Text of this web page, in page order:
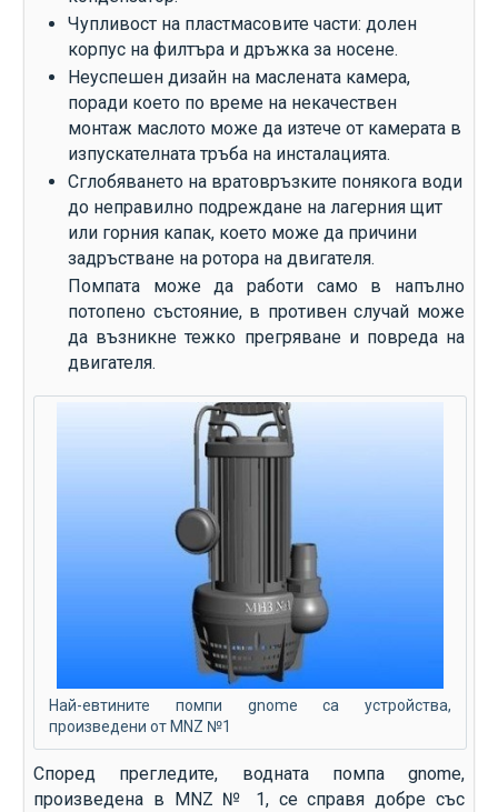
Чупливост на пластмасовите части: долен
корпус на филтъра и дръжка за носене.
Неуспешен дизайн на маслената камера,
поради което по време на некачествен
монтаж маслото може да изтече от камерата в
изпускателната тръба на инсталацията.
Сглобяването на вратовръзките понякога води
до неправилно подреждане на лагерния щит
или горния капак, което може да причини
задръстване на ротора на двигателя.
Помпата може да работи само в напълно
потопено състояние, в противен случай може
да възникне тежко прегряване и повреда на
двигателя.
Най-евтините помпи gnome са устройства,
произведени от MNZ №1
Според прегледите, водната помпа gnome,
произведена в MNZ № 1, се справя добре със